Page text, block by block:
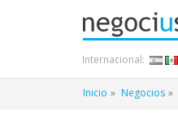
Internacional:
Inicio Negocios